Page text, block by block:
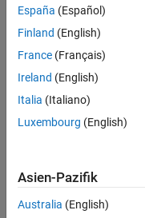
die
Suchkriterien
weiter
fassen
oder
alle
Stellenangebote
anzeigen .
noch
keine
España (Español)
Finland (English)
France (Français)
Ireland (English)
Italia (Italiano)
Luxembourg (English)
Asien-Pazifik
Australia (English)